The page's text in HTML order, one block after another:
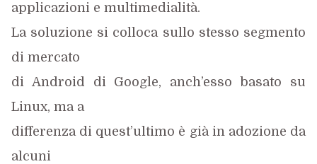
applicazioni e multimedialità.
La soluzione si colloca sullo stesso segmento
di mercato
di Android di Google, anch’esso basato su
Linux, ma a
differenza di quest’ultimo è già in adozione da
alcuni